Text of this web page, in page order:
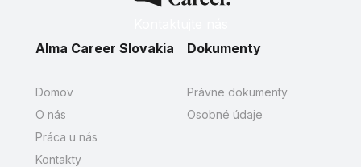
Alma Career Slovakia
Domov
O nás
Práca u nás
Kontakty
Dokumenty
Právne dokumenty
Osobné údaje